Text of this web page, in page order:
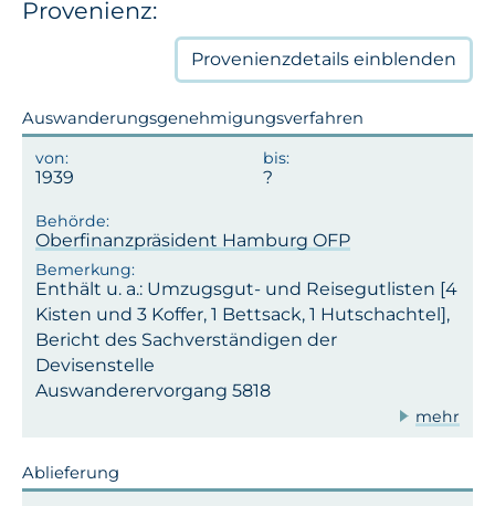
Provenienz:
Provenienzdetails einblenden
Auswanderungsgenehmigungsverfahren
1939
Oberfinanzpräsident Hamburg OFP
Enthält u. a.: Umzugsgut- und Reisegutlisten [4
Kisten und 3 Koffer, 1 Bettsack, 1 Hutschachtel],
Bericht des Sachverständigen der
Devisenstelle
Auswanderervorgang 5818
mehr
Ablieferung